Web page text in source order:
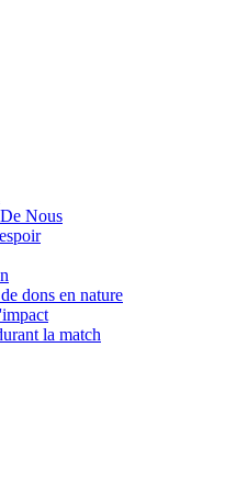
Nous
dons en nature
la match